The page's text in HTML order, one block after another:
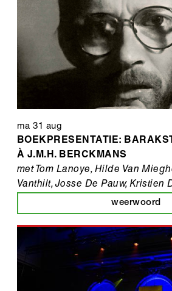
ma 31 aug
BOEKPRESENTATIE:
À J.M.H. BERCKMANS
met Tom Lanoye, Hilde Van
Vanthilt, Josse De Pauw, Kristien
weerwoord